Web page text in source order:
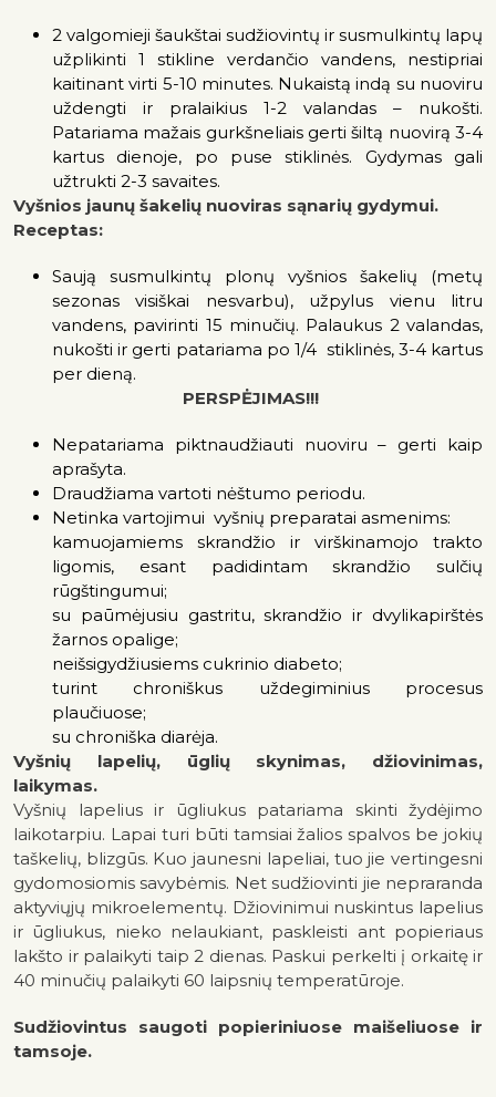
2 valgomieji šaukštai sudžiovintų ir susmulkintų lapų
užplikinti 1 stikline verdančio vandens, nestipriai
kaitinant virti 5-10 minutes. Nukaistą indą su nuoviru
uždengti ir pralaikius 1-2 valandas – nukošti.
Patariama mažais gurkšneliais gerti šiltą nuovirą 3-4
kartus dienoje, po puse stiklinės. Gydymas gali
užtrukti 2-3 savaites.
Vyšnios jaunų šakelių nuoviras sąnarių gydymui.
Receptas:
Saują susmulkintų plonų vyšnios šakelių (metų
sezonas visiškai nesvarbu), užpylus vienu litru
vandens, pavirinti 15 minučių. Palaukus 2 valandas,
nukošti ir gerti patariama po 1/4 stiklinės, 3-4 kartus
per dieną.
PERSPĖJIMAS!!!
Nepatariama piktnaudžiauti nuoviru – gerti kaip
aprašyta.
Draudžiama vartoti nėštumo periodu.
Netinka vartojimui vyšnių preparatai asmenims:
kamuojamiems skrandžio ir virškinamojo trakto
ligomis, esant padidintam skrandžio sulčių
rūgštingumui;
su paūmėjusiu gastritu, skrandžio ir dvylikapirštės
žarnos opalige;
neišsigydžiusiems cukrinio diabeto;
turint chroniškus uždegiminius procesus
plaučiuose;
su chroniška diarėja.
Vyšnių lapelių, ūglių skynimas, džiovinimas,
laikymas.
Vyšnių lapelius ir ūgliukus patariama skinti žydėjimo
laikotarpiu. Lapai turi būti tamsiai žalios spalvos be jokių
taškelių, blizgūs. Kuo jaunesni lapeliai, tuo jie vertingesni
gydomosiomis savybėmis. Net sudžiovinti jie nepraranda
aktyviųjų mikroelementų. Džiovinimui nuskintus lapelius
ir ūgliukus, nieko nelaukiant, paskleisti ant popieriaus
lakšto ir palaikyti taip 2 dienas. Paskui perkelti į orkaitę ir
40 minučių palaikyti 60 laipsnių temperatūroje.
Sudžiovintus saugoti popieriniuose maišeliuose ir
tamsoje.